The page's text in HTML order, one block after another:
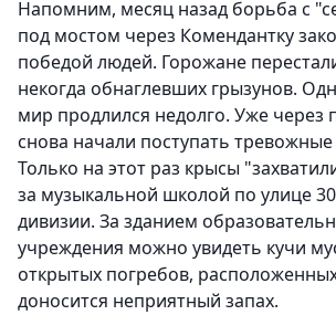
Напомним, месяц назад борьба с
под мостом через Комендантку
победой людей. Горожане
некогда обнаглевших грызунов.
мир продлился недолго. Уже через
снова начали поступать
Только на этот раз крысы
за музыкальной школой по улице
дивизии. За зданием
учреждения можно увидеть кучи
открытых погребов,
доносится неприятный запах.